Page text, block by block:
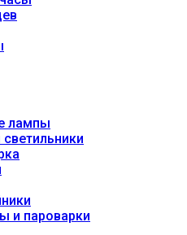
лампы
и пароварки